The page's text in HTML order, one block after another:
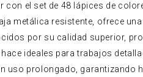
con el set de 48 lápices de
metálica resistente, ofrece
por su calidad superior,
ideales para trabajos
uso prolongado,